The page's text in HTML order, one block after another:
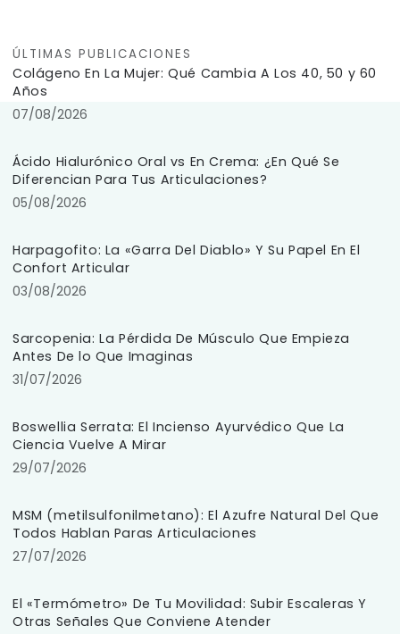
ÚLTIMAS PUBLICACIONES
Colágeno En La Mujer: Qué Cambia A Los 40, 50 y 60
Años
07/08/2026
Ácido Hialurónico Oral vs En Crema: ¿En Qué Se
Diferencian Para Tus Articulaciones?
05/08/2026
Harpagofito: La «Garra Del Diablo» Y Su Papel En El
Confort Articular
03/08/2026
Sarcopenia: La Pérdida De Músculo Que Empieza
Antes De lo Que Imaginas
31/07/2026
Boswellia Serrata: El Incienso Ayurvédico Que La
Ciencia Vuelve A Mirar
29/07/2026
MSM (metilsulfonilmetano): El Azufre Natural Del Que
Todos Hablan Paras Articulaciones
27/07/2026
El «Termómetro» De Tu Movilidad: Subir Escaleras Y
Otras Señales Que Conviene Atender